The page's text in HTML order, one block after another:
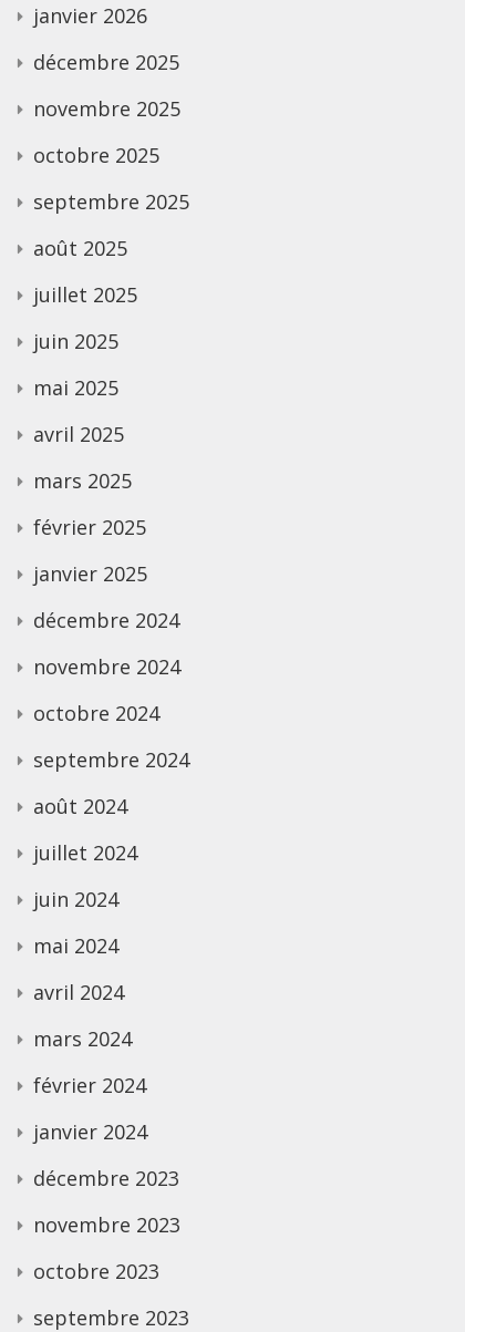
janvier 2026
décembre 2025
novembre 2025
octobre 2025
septembre 2025
août 2025
juillet 2025
juin 2025
mai 2025
avril 2025
mars 2025
février 2025
janvier 2025
décembre 2024
novembre 2024
octobre 2024
septembre 2024
août 2024
juillet 2024
juin 2024
mai 2024
avril 2024
mars 2024
février 2024
janvier 2024
décembre 2023
novembre 2023
octobre 2023
septembre 2023